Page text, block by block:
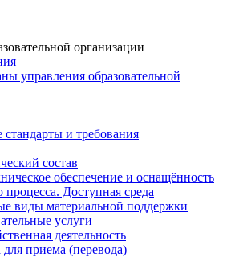
организации
управления образовательной
стандарты и требования
состав
обеспечение и оснащённость
процесса. Доступная среда
виды материальной поддержки
услуги
деятельность
приема (перевода)